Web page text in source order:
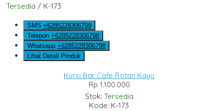
Tersedia / K-173
SMS +6285228306798
Telepon +6285228306798
Whatsapp +6285228306798
Lihat Detail Produk
Kursi Bar Cafe Rotan Kayu
Rp 1.100.000
Stok: Tersedia
Kode: K-173